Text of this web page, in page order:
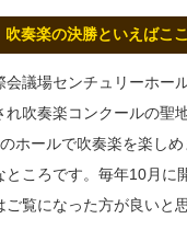
吹奏楽の決勝といえばここ
議場センチュリーホー
れ吹奏楽コンクールの聖
ホールで吹奏楽を楽し
ところです。毎年10月に
ご覧になった方が良いと